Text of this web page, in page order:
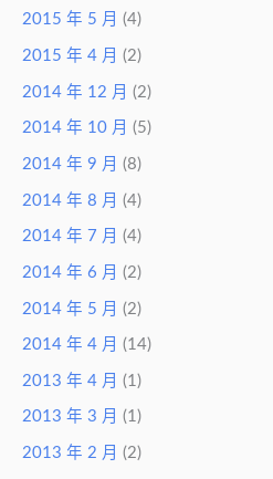
2015 年 5 月 (4)
2015 年 4 月 (2)
2014 年 12 月 (2)
2014 年 10 月 (5)
2014 年 9 月 (8)
2014 年 8 月 (4)
2014 年 7 月 (4)
2014 年 6 月 (2)
2014 年 5 月 (2)
2014 年 4 月 (14)
2013 年 4 月 (1)
2013 年 3 月 (1)
2013 年 2 月 (2)